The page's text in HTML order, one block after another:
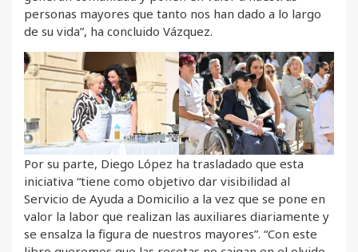
personas mayores que tanto nos han dado a lo largo
de su vida”, ha concluido Vázquez.
Por su parte, Diego López ha trasladado que esta
iniciativa “tiene como objetivo dar visibilidad al
Servicio de Ayuda a Domicilio a la vez que se pone en
valor la labor que realizan las auxiliares diariamente y
se ensalza la figura de nuestros mayores”. “Con este